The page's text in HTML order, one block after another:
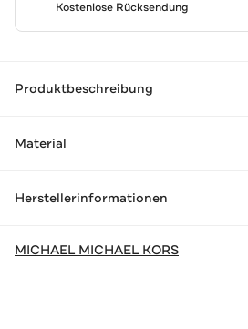
Kostenlose Rücksendung
Produktbeschreibung
Material
Herstellerinformationen
MICHAEL MICHAEL KORS